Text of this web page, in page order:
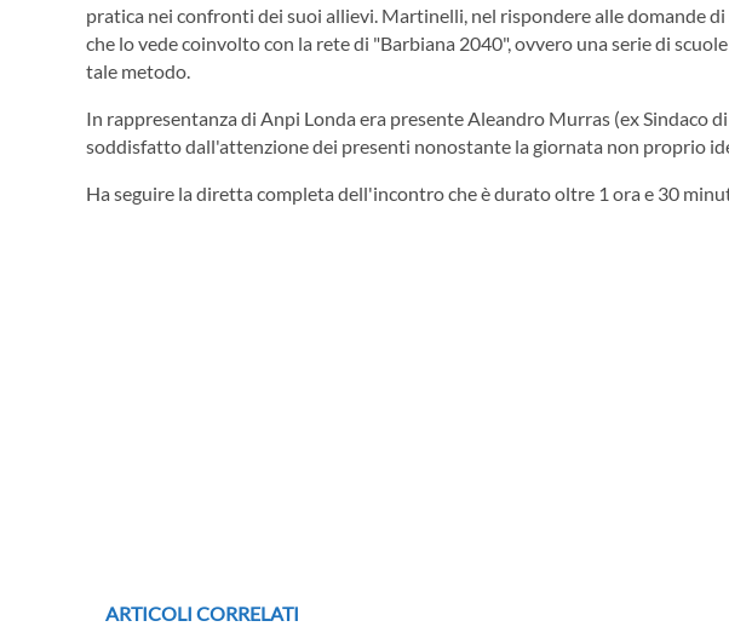
pratica nei confronti dei suoi allievi. Martinelli, nel rispondere alle domande
che lo vede coinvolto con la rete di "Barbiana 2040", ovvero una serie di
tale metodo.
In rappresentanza di Anpi Londa era presente Aleandro Murras (ex Sindaco
soddisfatto dall'attenzione dei presenti nonostante la giornata non proprio
Ha seguire la diretta completa dell'incontro che è durato oltre 1 ora e 30
ARTICOLI CORRELATI